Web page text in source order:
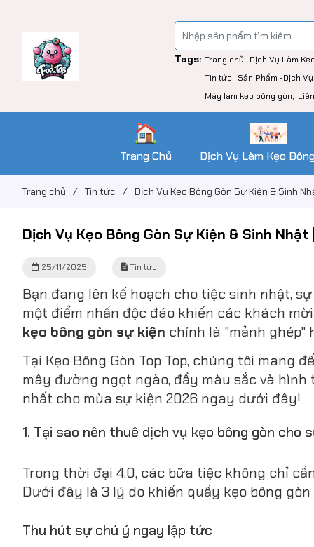
Tags: Trang chủ
Dịch Vụ Làm
Tin tức
Sản Phẩm -Dịch Vụ
Máy làm kẹo bông gòn
Trang Chủ Dịch Vụ Làm Kẹo
Trang chủ / Tin tức / Dịch Vụ Kẹo Bông Gòn Sự Kiện & Sinh
Dịch Vụ Kẹo Bông Gòn Sự Kiện & Sinh
25/11/2025 Tin tức
Bạn đang lên kế hoạch cho tiệc sinh nhật,
một điểm nhấn độc đáo khiến các khách
kẹo bông gòn sự kiện chính là "mảnh ghép"
Tại Kẹo Bông Gòn Top Top, chúng tôi
mây đường ngọt ngào, đầy màu sắc và
nhất cho mùa sự kiện 2026 ngay dưới đây!
1. Tại sao nên thuê dịch vụ kẹo bông gòn cho
Trong thời đại 4.0, các bữa tiệc không chỉ
Dưới đây là 3 lý do khiến quầy kẹo bông
Thu hút sự chú ý ngay lập tức